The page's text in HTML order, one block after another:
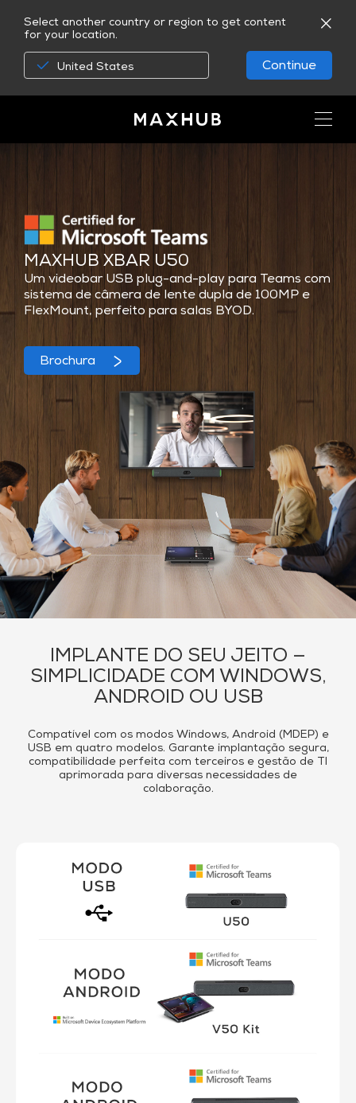
Select another country or region to get content
for your location.
United States Continue
MAXHUB XBAR U50
Um videobar USB plug-and-play para Teams com
sistema de câmera de lente dupla de 100MP e
FlexMount, perfeito para salas BYOD.
Brochura
IMPLANTE DO SEU JEITO —
SIMPLICIDADE COM WINDOWS,
ANDROID OU USB
Compatível com os modos Windows, Android (MDEP) e
USB em quatro modelos. Garante implantação segura,
compatibilidade perfeita com terceiros e gestão de TI
aprimorada para diversas necessidades de
colaboração.